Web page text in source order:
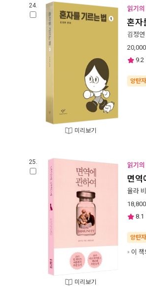
24.
미리보기
읽기
혼자
김정연
20,000
9.2
양탄
25.
미리보기
읽기
면역
율라
18,800
8.1
양탄
이